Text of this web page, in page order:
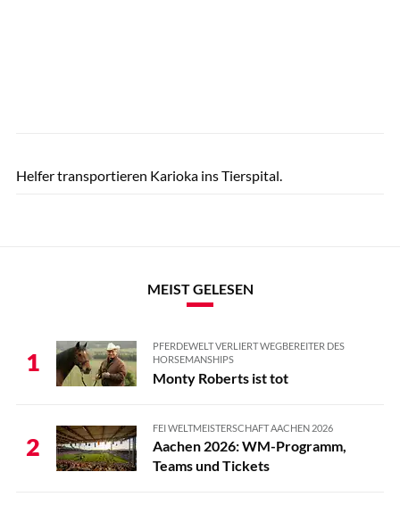
Helfer transportieren Karioka ins Tierspital.
MEIST GELESEN
1
PFERDEWELT VERLIERT WEGBEREITER DES
HORSEMANSHIPS
Monty Roberts ist tot
2
FEI WELTMEISTERSCHAFT AACHEN 2026
Aachen 2026: WM-Programm,
Teams und Tickets